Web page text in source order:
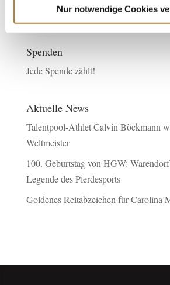
Nur notwendige Cookies
Spenden
Jede Spende zählt!
Aktuelle News
Talentpool-Athlet Calvin Böckmann
Weltmeister
100. Geburtstag von HGW:
Legende des Pferdesports
Goldenes Reitabzeichen für Carolina